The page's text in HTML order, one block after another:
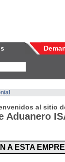
al sitio
Aduanero
A ESTA